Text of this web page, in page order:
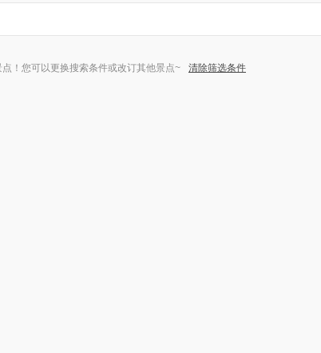
！您可以更换搜索条件或改订其他景点~ 清除筛选条件